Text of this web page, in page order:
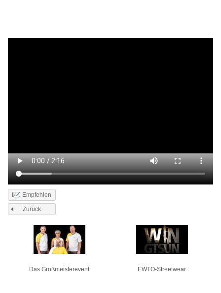
Empfehlen
Zurück
Das Großmeisterevent EWTO-Streetwear
Seiten